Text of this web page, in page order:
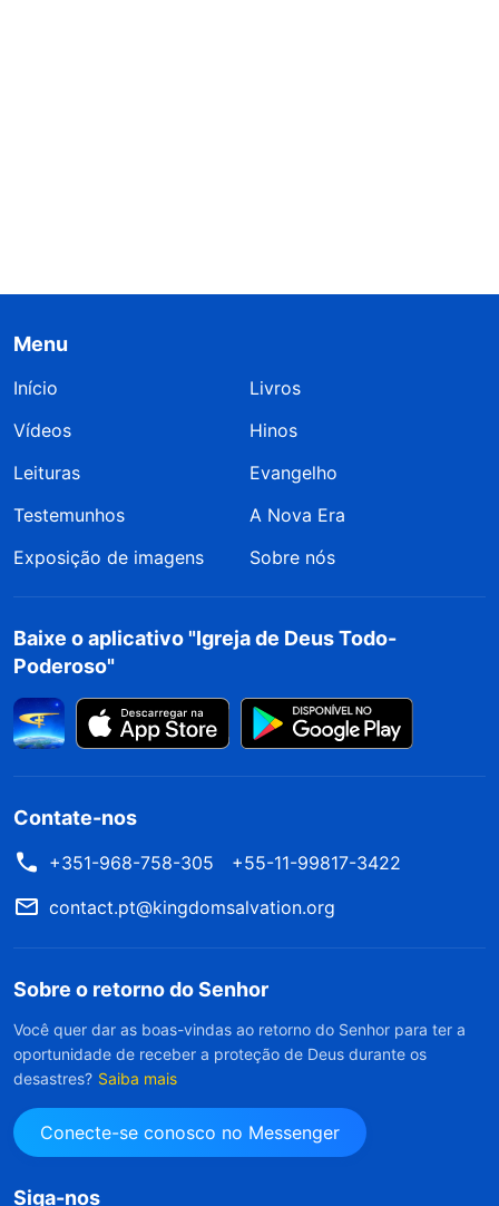
Menu
Início
Livros
Vídeos
Hinos
Leituras
Evangelho
Testemunhos
A Nova Era
Exposição de imagens
Sobre nós
Baixe o aplicativo "Igreja de Deus Todo-
Poderoso"
Contate-nos
+351-968-758-305
+55-11-99817-3422
contact.pt@kingdomsalvation.org
Sobre o retorno do Senhor
Você quer dar as boas-vindas ao retorno do Senhor para ter a
oportunidade de receber a proteção de Deus durante os
desastres? Saiba mais
Conecte-se conosco no Messenger
Siga-nos